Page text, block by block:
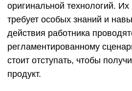
оригинальной технологий.
требует особых знаний и
действия работника
регламентированному
стоит отступать, чтобы
продукт.